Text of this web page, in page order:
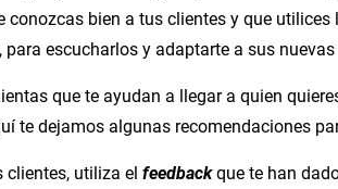
bien a tus clientes y que
para escucharlos y adaptarte a sus
que te ayudan a llegar a quien
te dejamos algunas recomendaciones
clientes, utiliza el feedbackque te han